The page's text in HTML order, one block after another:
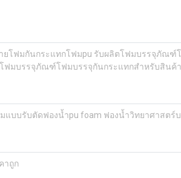
โฟมกันกระแทกโฟมpu รับผลิตโฟมบรรจุภัณ
ฟมบรรจุภัณฑ์โฟมบรรจุกันกระแทกสำหรับสินค้า
บบรับตัดฟองน้ำpu foam ฟองน้ำวิทยาศาสตร์บ
าถูก